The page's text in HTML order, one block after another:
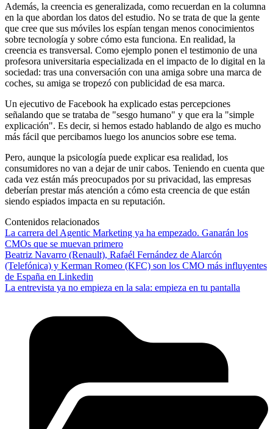
Además, la creencia es generalizada, como recuerdan en la columna
en la que abordan los datos del estudio. No se trata de que la gente
que cree que sus móviles los espían tengan menos conocimientos
sobre tecnología y sobre cómo esta funciona. En realidad, la
creencia es transversal. Como ejemplo ponen el testimonio de una
profesora universitaria especializada en el impacto de lo digital en la
sociedad: tras una conversación con una amiga sobre una marca de
coches, su amiga se tropezó con publicidad de esa marca.
Un ejecutivo de Facebook ha explicado estas percepciones
señalando que se trataba de "sesgo humano" y que era la "simple
explicación". Es decir, si hemos estado hablando de algo es mucho
más fácil que percibamos luego los anuncios sobre ese tema.
Pero, aunque la psicología puede explicar esa realidad, los
consumidores no van a dejar de unir cabos. Teniendo en cuenta que
cada vez están más preocupados por su privacidad, las empresas
deberían prestar más atención a cómo esta creencia de que están
siendo espiados impacta en su reputación.
Contenidos relacionados
La carrera del Agentic Marketing ya ha empezado. Ganarán los
CMOs que se muevan primero
Beatriz Navarro (Renault), Rafaél Fernández de Alarcón
(Telefónica) y Kerman Romeo (KFC) son los CMO más influyentes
de España en Linkedin
La entrevista ya no empieza en la sala: empieza en tu pantalla